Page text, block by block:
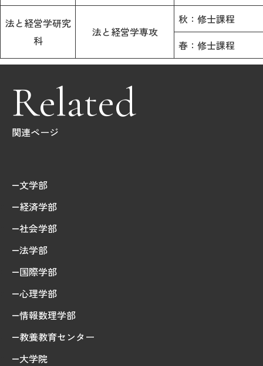
法と経営学研究
科
法と経営学専攻
秋：修士課程
春：修士課程
Related
関連ページ
文学部
経済学部
社会学部
法学部
国際学部
心理学部
情報数理学部
教養教育センター
大学院